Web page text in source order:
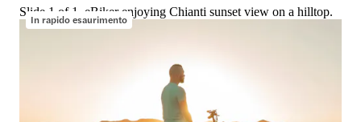
In rapido esaurimento
Slide 1 of 1, eBiker enjoying Chianti sunset view on a hilltop.